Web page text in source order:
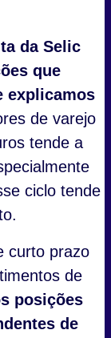
da Selic
que
explicamos
de varejo
tende a
ciclo tende
curto prazo
de
posições
de